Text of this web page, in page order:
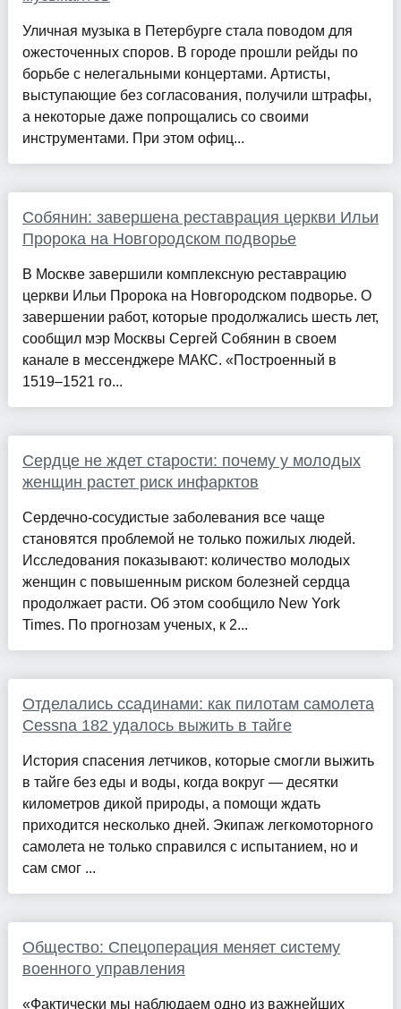
Уличная музыка в Петербурге стала поводом для
ожесточенных споров. В городе прошли рейды по
борьбе с нелегальными концертами. Артисты,
выступающие без согласования, получили штрафы,
а некоторые даже попрощались со своими
инструментами. При этом офиц...
Собянин: завершена реставрация церкви Ильи
Пророка на Новгородском подворье
В Москве завершили комплексную реставрацию
церкви Ильи Пророка на Новгородском подворье. О
завершении работ, которые продолжались шесть лет,
сообщил мэр Москвы Сергей Собянин в своем
канале в мессенджере МАКС. «Построенный в
1519–1521 го...
Сердце не ждет старости: почему у молодых
женщин растет риск инфарктов
Сердечно-сосудистые заболевания все чаще
становятся проблемой не только пожилых людей.
Исследования показывают: количество молодых
женщин с повышенным риском болезней сердца
продолжает расти. Об этом сообщило New York
Times. По прогнозам ученых, к 2...
Отделались ссадинами: как пилотам самолета
Cessna 182 удалось выжить в тайге
История спасения летчиков, которые смогли выжить
в тайге без еды и воды, когда вокруг — десятки
километров дикой природы, а помощи ждать
приходится несколько дней. Экипаж легкомоторного
самолета не только справился с испытанием, но и
сам смог ...
Общество: Спецоперация меняет систему
военного управления
«Фактически мы наблюдаем одно из важнейших